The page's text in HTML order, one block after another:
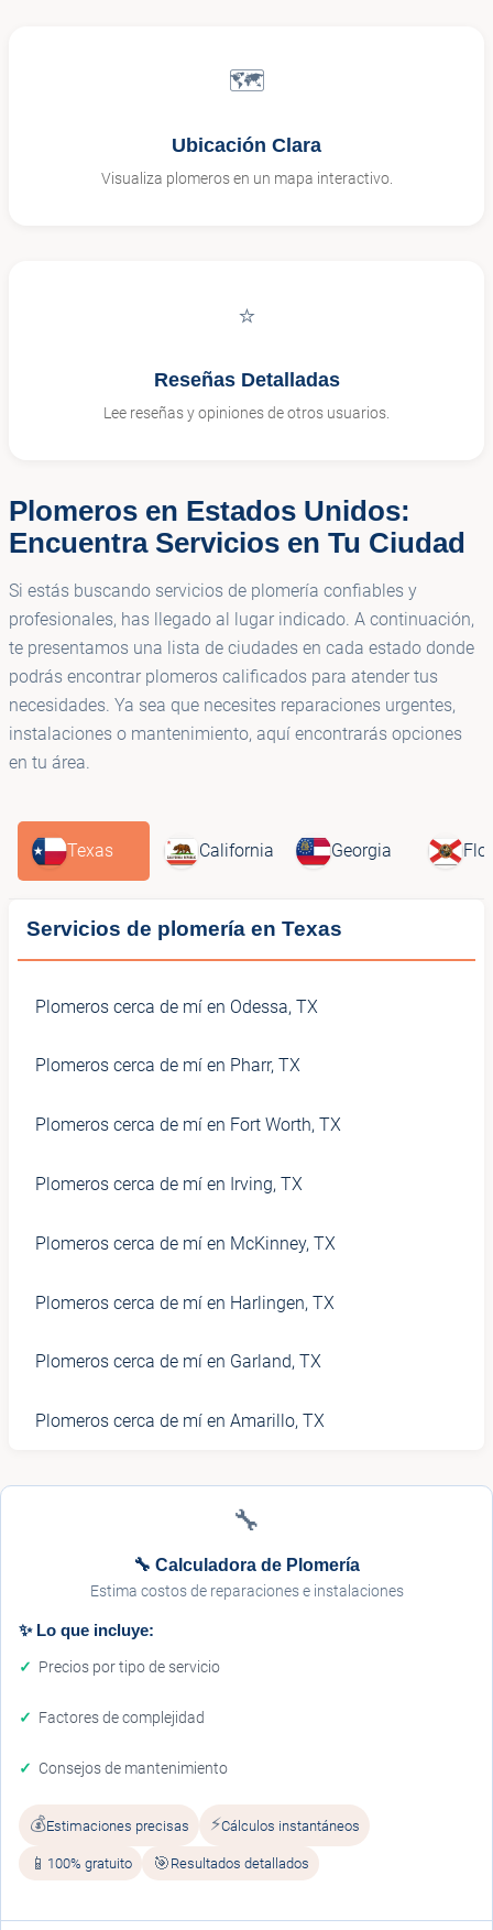
🗺️
Ubicación Clara
Visualiza plomeros en un mapa interactivo.
⭐
Reseñas Detalladas
Lee reseñas y opiniones de otros usuarios.
Plomeros en Estados Unidos:
Encuentra Servicios en Tu Ciudad
Si estás buscando servicios de plomería confiables y
profesionales, has llegado al lugar indicado. A continuación,
te presentamos una lista de ciudades en cada estado donde
podrás encontrar plomeros calificados para atender tus
necesidades. Ya sea que necesites reparaciones urgentes,
instalaciones o mantenimiento, aquí encontrarás opciones
en tu área.
Texas California Georgia
Servicios de plomería en Texas
Plomeros cerca de mí en Odessa, TX
Plomeros cerca de mí en Pharr, TX
Plomeros cerca de mí en Fort Worth, TX
Plomeros cerca de mí en Irving, TX
Plomeros cerca de mí en McKinney, TX
Plomeros cerca de mí en Harlingen, TX
Plomeros cerca de mí en Garland, TX
Plomeros cerca de mí en Amarillo, TX
🔧
🔧 Calculadora de Plomería
Estima costos de reparaciones e instalaciones
✨ Lo que incluye:
Precios por tipo de servicio
Factores de complejidad
Consejos de mantenimiento
💰Estimaciones precisas ⚡Cálculos instantáneos
📱 100% gratuito 🎯 Resultados detallados